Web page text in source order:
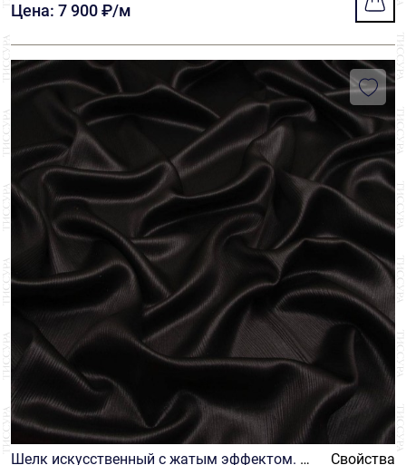
Цена: 7 900 ₽/м
Шелк искусственный с жатым эффектом. Ц Свойства